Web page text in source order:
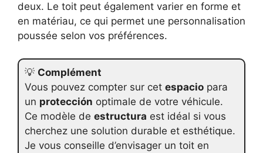
deux. Le toit peut également varier en forme et
en matériau, ce qui permet une personnalisation
poussée selon vos préférences.
💡 Complément
Vous pouvez compter sur cet espacio para
un protección optimale de votre véhicule.
Ce modèle de estructura est idéal si vous
cherchez une solution durable et esthétique.
Je vous conseille d’envisager un toit en